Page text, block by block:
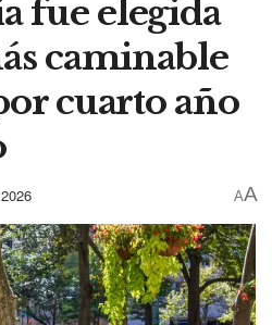
fue elegida
caminable
cuarto año
AA